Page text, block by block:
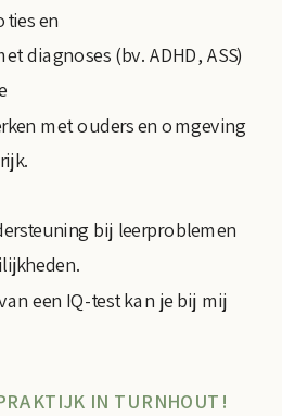
en
diagnoses (bv. ADHD, ASS)
met ouders en omgeving
bij leerproblemen
een IQ-test kan je bij mij
IN TURNHOUT!